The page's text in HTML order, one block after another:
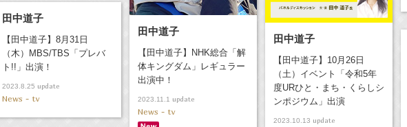
田中道子
【田中道子】NHK総合「解
体キングダム」レギュラー
出演中！
2023.11.1 update
News - tv
田中道子
【田中道子】10月26日
（土）イベント「令和5年
度URひと・まち・くらしシ
ンポジウム」出演
2023.10.13 update
田中道子
【田中道子】8月31日
（木）MBS/TBS「プレバ
ト!!」出演！
2023.8.25 update
News - tv